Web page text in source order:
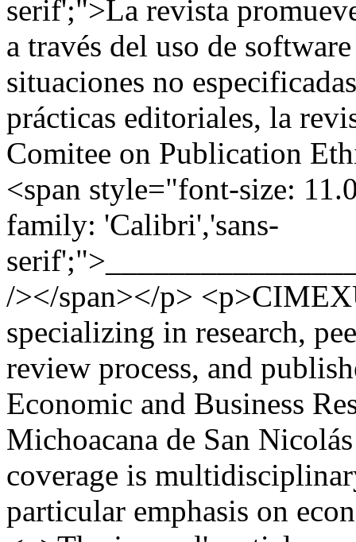
serif';">La revista
a través del uso de
situaciones no
prácticas editoriales, la
Comitee on Publication
<span style="font-size:
family: 'Calibri','sans-
/></span></p>
specializing in research,
review process, and
Economic and Business
Michoacana de San
coverage is
particular emphasis on